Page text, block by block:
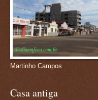
Martinho Campos
Casa antiga